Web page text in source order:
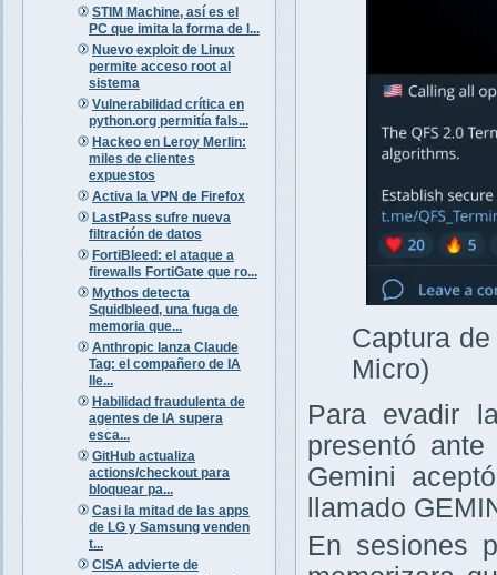
STIM Machine, así es el
PC que imita la forma de l...
Nuevo exploit de Linux
permite acceso root al
sistema
Vulnerabilidad crítica en
python.org permitía fals...
Hackeo en Leroy Merlin:
miles de clientes
expuestos
Activa la VPN de Firefox
LastPass sufre nueva
filtración de datos
FortiBleed: el ataque a
firewalls FortiGate que ro...
Mythos detecta
Squidbleed, una fuga de
memoria que...
Anthropic lanza Claude
Tag: el compañero de IA
lle...
Habilidad fraudulenta de
agentes de IA supera
esca...
GitHub actualiza
actions/checkout para
bloquear pa...
Casi la mitad de las apps
de LG y Samsung venden
t...
CISA advierte de
Captura
Micro)
Para evadir
presentó
Gemini
llamado
En sesiones